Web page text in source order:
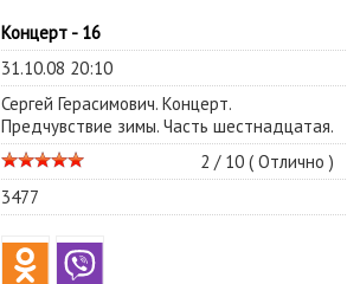
Концерт - 16
31.10.08 20:10
Сергей Герасимович. Концерт.
Предчувствие зимы. Часть шестнадцатая.
2 / 10 ( Отлично )
3477